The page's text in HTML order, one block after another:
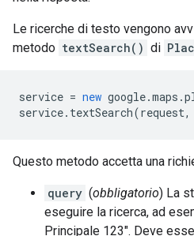
Le ricerche di testo vengono
metodo textSearch() di
service = new google.maps .
service. textSearch(request,
Questo metodo accetta una
query (obbligatorio) La
eseguire la ricerca, ad
Principale 123". Deve